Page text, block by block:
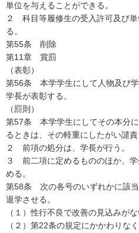
単位を与えることができる。
２ 科目等履修生の受入許可及び
る。
第55条 削除
第11章 賞罰
（表彰）
第56条 本学学生にして人物及び
学長が表彰する。
（罰則）
第57条 本学学生にしてその本分
るときは、その軽重にしたがい譴
２ 前項の処分は、学長が行う。
３ 前二項に定めるもののほか、
める。
第58条 次の各号のいずれかに該当
退学させる。
（１）性行不良で改善の見込みが
（２）第22条の規定にかかわりな